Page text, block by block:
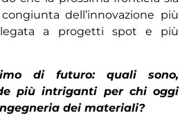
dell’innovazione più
a progetti spot e più
di futuro: quali sono,
più intriganti per chi oggi
dei materiali?